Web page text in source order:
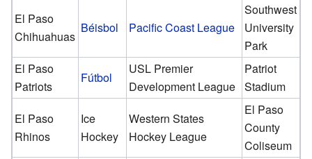
El Paso
Chihuahuas
Béisbol Pacific Coast League
Southwest
University
Park
El Paso
Patriots
Fútbol
USL Premier
Development League
Patriot
Stadium
El Paso
Rhinos
Ice
Hockey
Western States
Hockey League
El Paso
County
Coliseum